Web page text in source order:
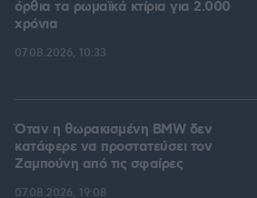
όρθια τα ρωμαϊκά κτίρια για 2.000
χρόνια
07.08.2026, 10:33
Όταν η θωρακισμένη BMW δεν
κατάφερε να προστατεύσει τον
Ζαμπούνη από τις σφαίρες
07.08.2026, 19:08